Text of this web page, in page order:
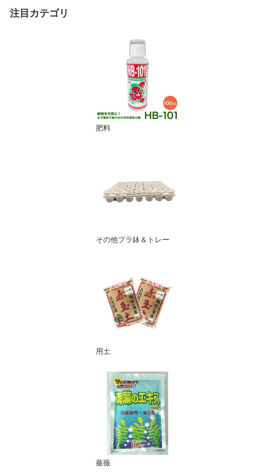
注目カテゴリ
肥料
その他プラ鉢＆トレー
用土
薔薇